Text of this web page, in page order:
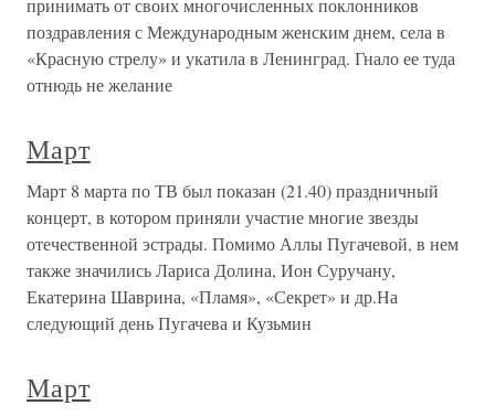
принимать от своих многочисленных поклонников
поздравления с Международным женским днем, села в
«Красную стрелу» и укатила в Ленинград. Гнало ее туда
отнюдь не желание
Март
Март 8 марта по ТВ был показан (21.40) праздничный
концерт, в котором приняли участие многие звезды
отечественной эстрады. Помимо Аллы Пугачевой, в нем
также значились Лариса Долина, Ион Суручану,
Екатерина Шаврина, «Пламя», «Секрет» и др.На
следующий день Пугачева и Кузьмин
Март